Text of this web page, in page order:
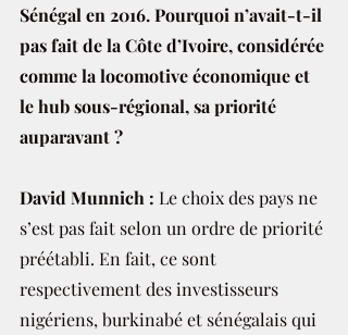
Sénégal en 2016. Pourquoi n’avait-t-il
pas fait de la Côte d’Ivoire, considérée
comme la locomotive économique et
le hub sous-régional, sa priorité
auparavant ?
David Munnich : Le choix des pays ne
s’est pas fait selon un ordre de priorité
préétabli. En fait, ce sont
respectivement des investisseurs
nigériens, burkinabé et sénégalais qui